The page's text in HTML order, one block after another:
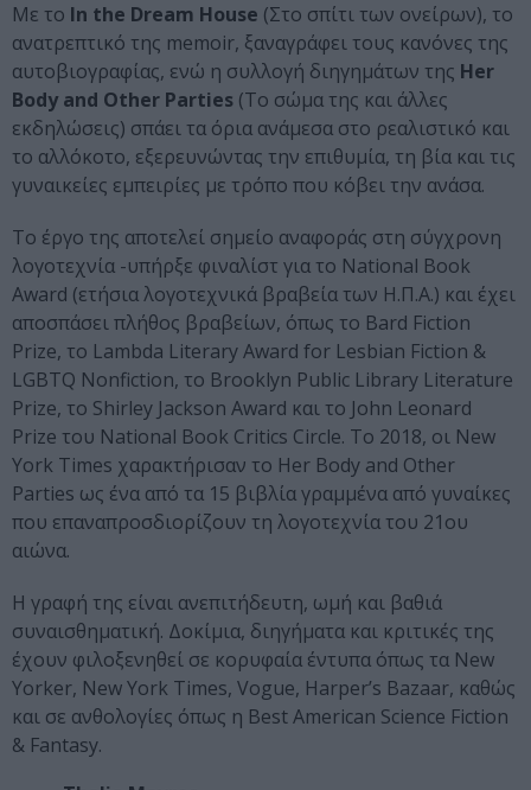
Με το In the Dream House (Στο σπίτι των ονείρων), το
ανατρεπτικό της memoir, ξαναγράφει τους κανόνες της
αυτοβιογραφίας, ενώ η συλλογή διηγημάτων της Her
Body and Other Parties (Το σώμα της και άλλες
εκδηλώσεις) σπάει τα όρια ανάμεσα στο ρεαλιστικό και
το αλλόκοτο, εξερευνώντας την επιθυμία, τη βία και τις
γυναικείες εμπειρίες με τρόπο που κόβει την ανάσα.
Το έργο της αποτελεί σημείο αναφοράς στη σύγχρονη
λογοτεχνία -υπήρξε φιναλίστ για το National Book
Award (ετήσια λογοτεχνικά βραβεία των Η.Π.Α.) και έχει
αποσπάσει πλήθος βραβείων, όπως το Bard Fiction
Prize, το Lambda Literary Award for Lesbian Fiction &
LGBTQ Nonfiction, το Brooklyn Public Library Literature
Prize, το Shirley Jackson Award και το John Leonard
Prize του National Book Critics Circle. Το 2018, οι New
York Times χαρακτήρισαν το Her Body and Other
Parties ως ένα από τα 15 βιβλία γραμμένα από γυναίκες
που επαναπροσδιορίζουν τη λογοτεχνία του 21ου
αιώνα.
Η γραφή της είναι ανεπιτήδευτη, ωμή και βαθιά
συναισθηματική. Δοκίμια, διηγήματα και κριτικές της
έχουν φιλοξενηθεί σε κορυφαία έντυπα όπως τα New
Yorker, New York Times, Vogue, Harper’s Bazaar, καθώς
και σε ανθολογίες όπως η Best American Science Fiction
& Fantasy.